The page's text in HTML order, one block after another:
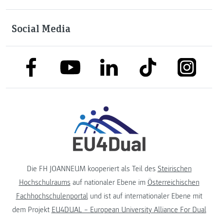
Social Media
link to facebooklink to youtubelink to linkedinlink to tiktok link to
Die FH JOANNEUM kooperiert als Teil des Steirischen
Hochschulraums auf nationaler Ebene im Österreichischen
Fachhochschulenportalund ist auf internationaler Ebene mit
dem Projekt EU4DUAL – European University Alliance For Dual